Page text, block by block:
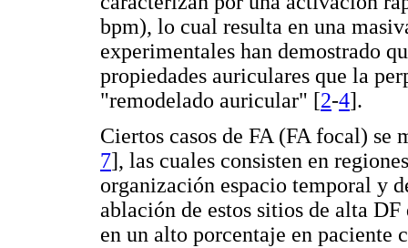
bpm), lo cual resulta en una
experimentales han demostrado
propiedades auriculares que la
"remodelado auricular" [2-4].
Ciertos casos de FA (FA focal) se
7], las cuales consisten en
organización espacio temporal y
ablación de estos sitios de alta
en un alto porcentaje en paciente